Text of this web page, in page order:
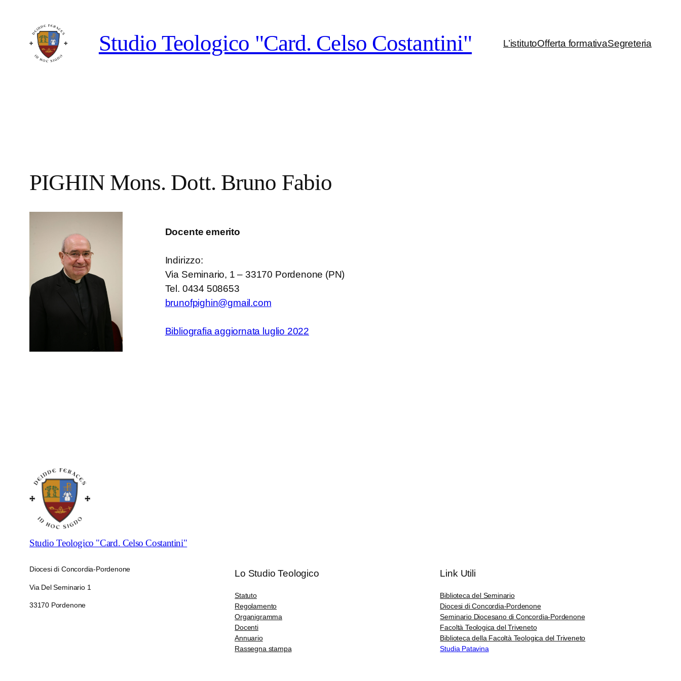
contenuto
Studio Teologico "Card. Celso Costantini" L’istitutoOfferta formativaSegreteria
PIGHIN Mons. Dott. Bruno Fabio
Docente emerito
Indirizzo:
Via Seminario, 1 – 33170 Pordenone (PN)
Tel. 0434 508653
brunofpighin@gmail.com
Bibliografia aggiornata luglio 2022
Studio Teologico "Card. Celso Costantini"
Diocesi di Concordia-Pordenone
Via Del Seminario 1
33170 Pordenone
Lo Studio Teologico
Statuto
Regolamento
Organigramma
Docenti
Annuario
Rassegna stampa
Link Utili
Biblioteca del Seminario
Diocesi di Concordia-Pordenone
Seminario Diocesano di Concordia-Pordenone
Facoltà Teologica del Triveneto
Biblioteca della Facoltà Teologica del Triveneto
Studia Patavina